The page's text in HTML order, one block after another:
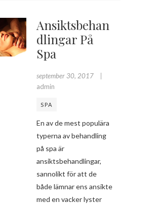
Ansiktsbehan
Dlingar På
Spa
september 30, 2017
admin
SPA
En av de mest populära
typerna av behandling
på spa är
ansiktsbehandlingar,
sannolikt för att de
både lämnar ens ansikte
med en vacker lyster